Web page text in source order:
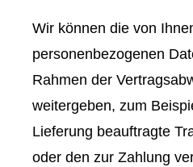
Wir können die von
personenbezogenen
Rahmen der
weitergeben, zum
Lieferung beauftragte
oder den zur Zahlung